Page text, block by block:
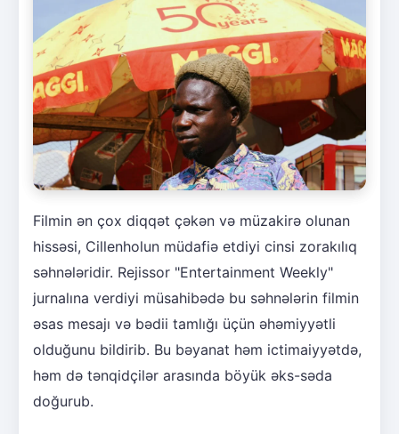
Filmin ən çox diqqət çəkən və müzakirə olunan
hissəsi, Cillenholun müdafiə etdiyi cinsi zorakılıq
səhnələridir. Rejissor "Entertainment Weekly"
jurnalına verdiyi müsahibədə bu səhnələrin filmin
əsas mesajı və bədii tamlığı üçün əhəmiyyətli
olduğunu bildirib. Bu bəyanat həm ictimaiyyətdə,
həm də tənqidçilər arasında böyük əks-səda
doğurub.